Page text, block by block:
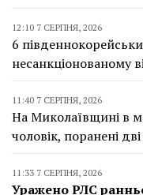
12:10 7 СЕРПНЯ, 2026
6
несанкціонованому
11:40 7 СЕРПНЯ, 2026
На Миколаївщині в
чоловік, поранені
11:33 7 СЕРПНЯ, 2026
Уражено РЛС